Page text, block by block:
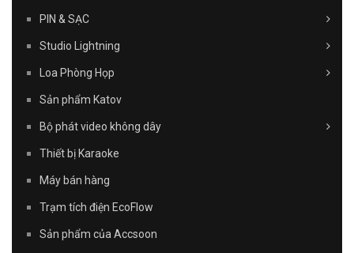
PIN & SẠC
Studio Lightning
Loa Phòng Họp
Sản phẩm Katov
Bộ phát video không dây
Thiết bị Karaoke
Máy bán hàng
Trạm tích điện EcoFlow
Sản phẩm của Accsoon